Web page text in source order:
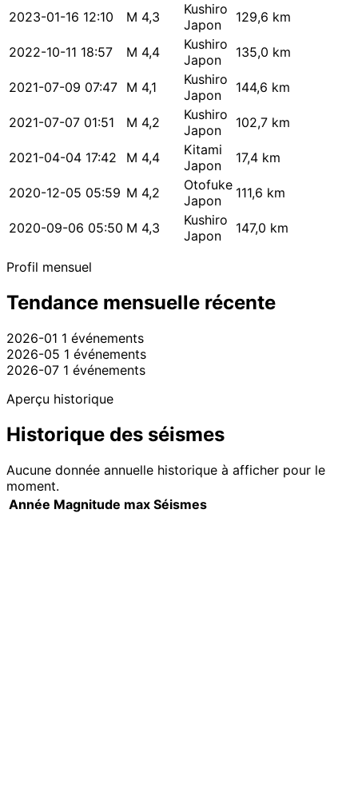
2023-01-16 12:10 M 4,3
Kushiro
Japon
129,6 km
2022-10-11 18:57 M 4,4
Kushiro
Japon
135,0 km
2021-07-09 07:47 M 4,1
Kushiro
Japon
144,6 km
2021-07-07 01:51 M 4,2
Kushiro
Japon
102,7 km
2021-04-04 17:42 M 4,4
Kitami
Japon
17,4 km
2020-12-05 05:59 M 4,2
Otofuke
Japon
111,6 km
2020-09-06 05:50 M 4,3
Kushiro
Japon
147,0 km
Profil mensuel
Tendance mensuelle récente
2026-01 1 événements
2026-05 1 événements
2026-07 1 événements
Aperçu historique
Historique des séismes
Aucune donnée annuelle historique à afficher pour le
moment.
Année Magnitude max Séismes